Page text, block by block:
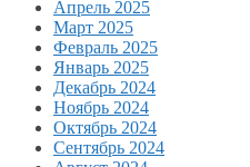
Апрель 2025
Март 2025
Февраль 2025
Январь 2025
Декабрь 2024
Ноябрь 2024
Октябрь 2024
Сентябрь 2024